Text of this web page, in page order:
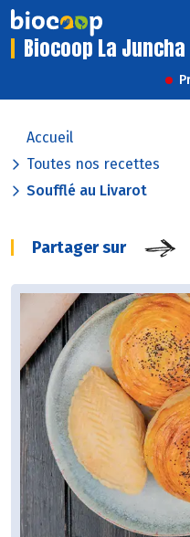
Biocoop La Juncha
Accueil
Toutes nos recettes
Soufflé au Livarot
Partager sur